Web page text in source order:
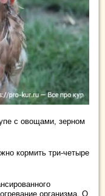
с овощами, зерном
кормить три-четыре
организма. О